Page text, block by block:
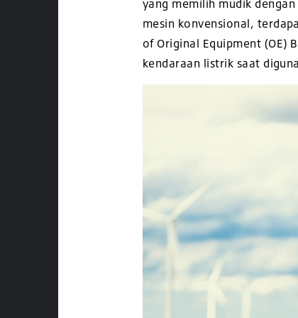
yang memilih mudik
mesin konvensional,
of Original Equipment (OE)
kendaraan listrik saat